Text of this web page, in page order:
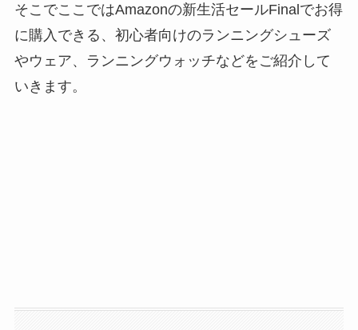
そこでここではAmazonの新生活セールFinalでお得
に購入できる、初心者向けのランニングシューズ
やウェア、ランニングウォッチなどをご紹介して
いきます。